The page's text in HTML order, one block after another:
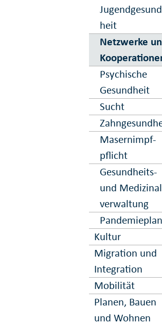
heit
Netz­werke
Psy­chische
Gesund­heit
Sucht
Masern­impf­
pflicht
Gesund­heits-
und
ver­waltung
Kultur
Migration und
Inte­gration
Mobilität
Planen, Bauen
und Wohnen